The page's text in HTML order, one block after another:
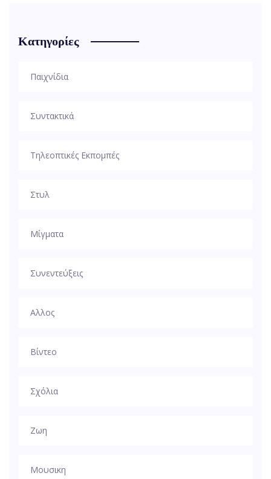
Κατηγορίες
Παιχνίδια
Συντακτικά
Τηλεοπτικές Εκπομπές
Στυλ
Μίγματα
Συνεντεύξεις
Αλλος
Βίντεο
Σχόλια
Ζωη
Μουσικη